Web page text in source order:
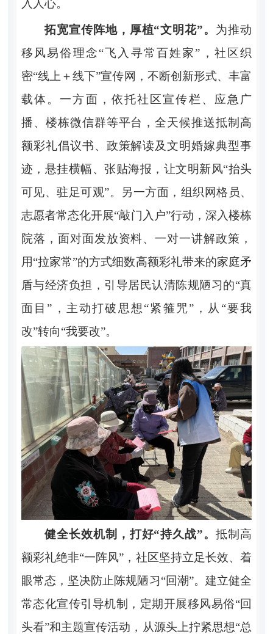
入人心。
拓宽宣传阵地，厚植“文明花”。 为推动
移风易俗理念“飞入寻常百姓家”，社区织
密“线上＋线下”宣传网，不断创新形式、丰富
载体。一方面，依托社区宣传栏、应急广
播、楼栋微信群等平台，全天候推送抵制高
额彩礼倡议书、政策解读及文明婚嫁典型事
迹，悬挂横幅、张贴海报，让文明新风“抬头
可见、驻足可观”。另一方面，组织网格员、
志愿者常态化开展“敲门入户”行动，深入楼栋
院落，面对面发放资料、一对一讲解政策，
用“拉家常”的方式细数高额彩礼带来的家庭矛
盾与经济负担，引导居民认清陈规陋习的“真
面目”，主动打破思想“紧箍咒”，从“要我
改”转向“我要改”。
健全长效机制，打好“持久战”。抵制高
额彩礼绝非“一阵风”，社区坚持立足长效、着
眼常态，坚决防止陈规陋习“回潮”。建立健全
常态化宣传引导机制，定期开展移风易俗“回
头看”和主题宣传活动，从源头上拧紧思想“总